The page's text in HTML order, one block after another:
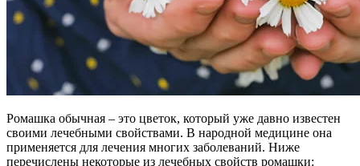
Ромашка обычная – это цветок, который уже давно известен
своими лечебными свойствами. В народной медицине она
применяется для лечения многих заболеваний. Ниже
перечислены некоторые из лечебных свойств ромашки: